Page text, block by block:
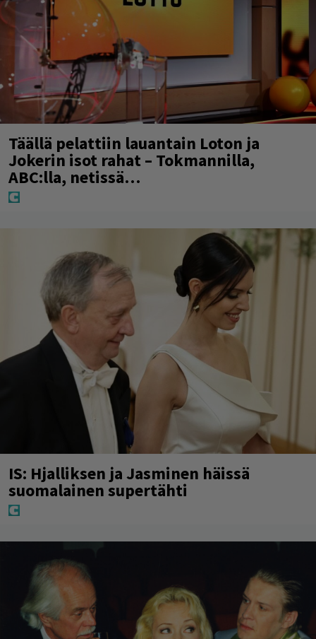
Täällä pelattiin lauantain Loton ja
Jokerin isot rahat – Tokmannilla,
ABC:lla, netissä…
IS: Hjalliksen ja Jasminen häissä
suomalainen supertähti